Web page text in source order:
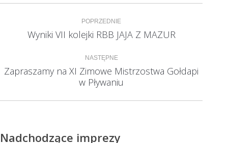
Nawigacja
wpisów
POPRZEDNIE
Poprzedni
wpis:
Wyniki VII kolejki RBB JAJA Z MAZUR
NASTĘPNE
Następny
wpis:
Zapraszamy na XI Zimowe Mistrzostwa Gołdapi
w Pływaniu
Nadchodzące imprezy